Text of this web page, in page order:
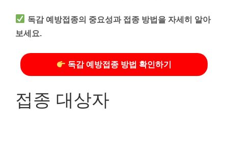
독감 예방접종의 중요성과 접종 방법을 자세히 알아
보세요.
독감 예방접종 방법 확인하기
접종 대상자